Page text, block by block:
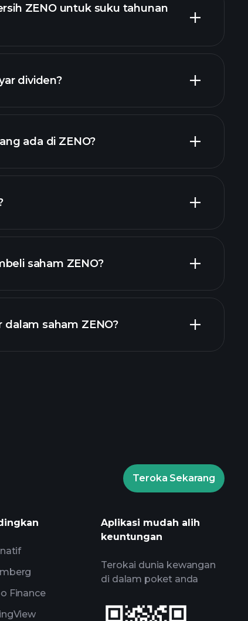
ZENO untuk suku tahunan
dividen?
ada di ZENO?
laporan kewangan
saham ZENO?
saham ZENO?
Teroka Sekarang
Finance
Aplikasi mudah alih
keuntungan
Terokai dunia kewangan
di dalam poket anda